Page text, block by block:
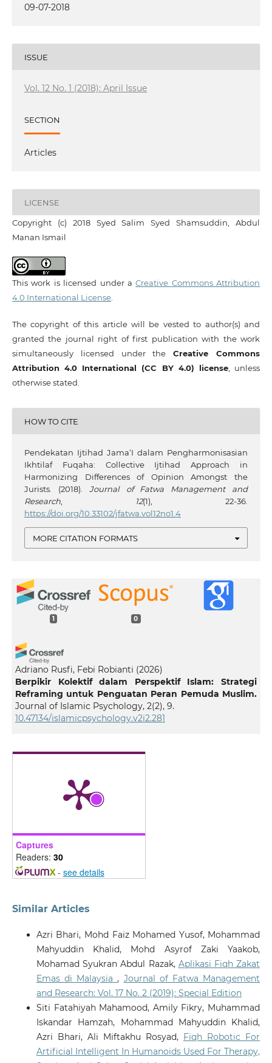
09-07-2018
ISSUE
Vol. 12 No. 1 (2018): April Issue
SECTION
Articles
LICENSE
Copyright (c) 2018 Syed Salim Syed Shamsuddin, Abdul
Manan Ismail
This work is licensed under aCreative Commons Attribution
4.0 International License.
The copyright of this article will be vested to author(s) and
granted the journal right of first publication with the work
simultaneously licensed under theCreative Commons
Attribution 4.0 International (CC BY 4.0) license, unless
otherwise stated.
HOW TO CITE
Pendekatan Ijtihad Jama‘I dalam Pengharmonisasian
Ikhtilaf Fuqaha: Collective Ijtihad Approach in
Harmonizing Differences of Opinion Amongst the
Jurists. (2018). Journal of Fatwa Management and
Research, 12(1), 22-36.
https://doi.org/10.33102/jfatwa.vol12no1.4
MORE CITATION FORMATS
1 0
Adriano Rusfi, Febi Robianti (2026)
Berpikir Kolektif dalam Perspektif Islam: Strategi
Reframing untuk Penguatan Peran Pemuda Muslim.
Journal of Islamic Psychology, 2(2), 9.
10.47134/islamicpsychology.v2i2.281
Captures
Readers: 30
- see details
Similar Articles
Azri Bhari, Mohd Faiz Mohamed Yusof, Mohammad
Mahyuddin Khalid, Mohd Asyrof Zaki Yaakob,
Mohamad Syukran Abdul Razak, Aplikasi Fiqh Zakat
Emas di Malaysia, Journal of Fatwa Management
and Research: Vol. 17 No. 2 (2019): Special Edition
Siti Fatahiyah Mahamood, Amily Fikry, Muhammad
Iskandar Hamzah, Mohammad Mahyuddin Khalid,
Azri Bhari, Ali Miftakhu Rosyad, Fiqh Robotic For
Artificial Intelligent In Humanoids Used For Therapy,